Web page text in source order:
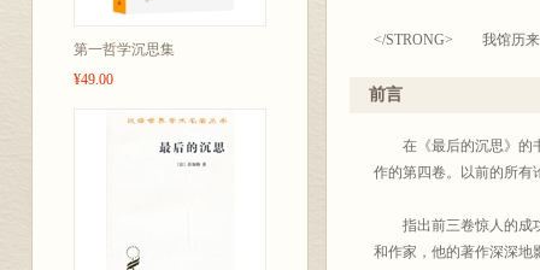
第一哲学沉思集
¥49.00
</STRONG> 我馆历来
只有用人类创造的全部知
观，既便于研读查考，
印第十辑。到2004年底
要用正确的分析态度去
海内外读书界、著译界给
前言
在《最后的沉思》的书
作的第四卷。以前的所有
指出前三卷惊人的成功
和作家，他的著作深深地